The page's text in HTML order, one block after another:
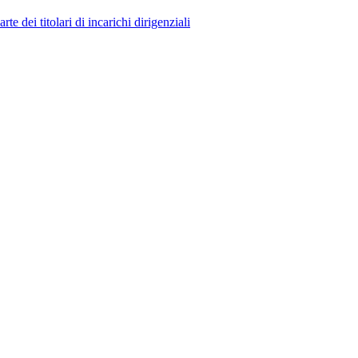
dei titolari di incarichi dirigenziali